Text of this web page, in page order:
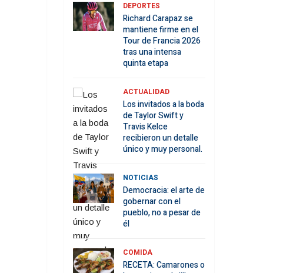
DEPORTES
Richard Carapaz se
mantiene firme en el
Tour de Francia 2026
tras una intensa
quinta etapa
ACTUALIDAD
Los invitados a la boda
de Taylor Swift y
Travis Kelce
recibieron un detalle
único y muy personal.
NOTICIAS
Democracia: el arte de
gobernar con el
pueblo, no a pesar de
él
COMIDA
RECETA: Camarones o